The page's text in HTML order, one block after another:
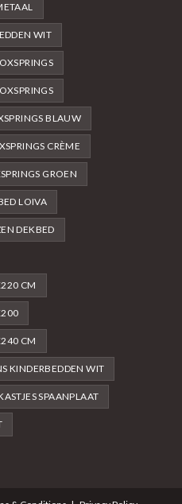
WIT
BLAUW
CRÈME
GROEN
LOIVA
DEKBED
CM
CM
KINDERBEDDEN WIT
SPAANPLAAT